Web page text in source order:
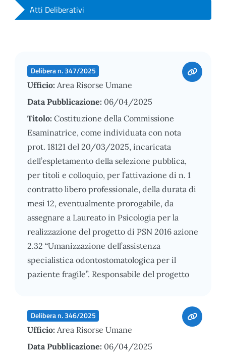
Atti Deliberativi
Delibera n. 347/2025
Ufficio: Area Risorse Umane
Data Pubblicazione: 06/04/2025
Titolo: Costituzione della Commissione
Esaminatrice, come individuata con nota
prot. 18121 del 20/03/2025, incaricata
dell’espletamento della selezione pubblica,
per titoli e colloquio, per l’attivazione di n. 1
contratto libero professionale, della durata di
mesi 12, eventualmente prorogabile, da
assegnare a Laureato in Psicologia per la
realizzazione del progetto di PSN 2016 azione
2.32 “Umanizzazione dell’assistenza
specialistica odontostomatologica per il
paziente fragile”. Responsabile del progetto
Delibera n. 346/2025
Ufficio: Area Risorse Umane
Data Pubblicazione: 06/04/2025